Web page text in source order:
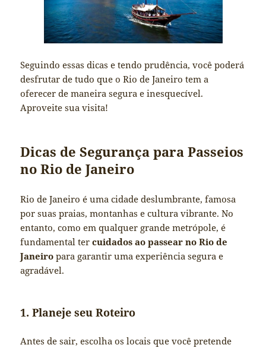
Seguindo essas dicas e tendo prudência, você poderá
desfrutar de tudo que o Rio de Janeiro tem a
oferecer de maneira segura e inesquecível.
Aproveite sua visita!
Dicas de Segurança para Passeios
no Rio de Janeiro
Rio de Janeiro é uma cidade deslumbrante, famosa
por suas praias, montanhas e cultura vibrante. No
entanto, como em qualquer grande metrópole, é
fundamental tercuidados ao passear no Rio de
Janeiro para garantir uma experiência segura e
agradável.
1. Planeje seu Roteiro
Antes de sair, escolha os locais que você pretende